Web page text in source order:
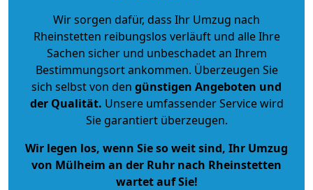
Wir sorgen dafür, dass Ihr Umzug nach
Rheinstetten reibungslos verläuft und alle Ihre
Sachen sicher und unbeschadet an Ihrem
Bestimmungsort ankommen. Überzeugen Sie
sich selbst von den günstigen Angeboten und
der Qualität. Unsere umfassender Service wird
Sie garantiert überzeugen.
Wir legen los, wenn Sie so weit sind, Ihr Umzug
von Mülheim an der Ruhr nach Rheinstetten
wartet auf Sie!